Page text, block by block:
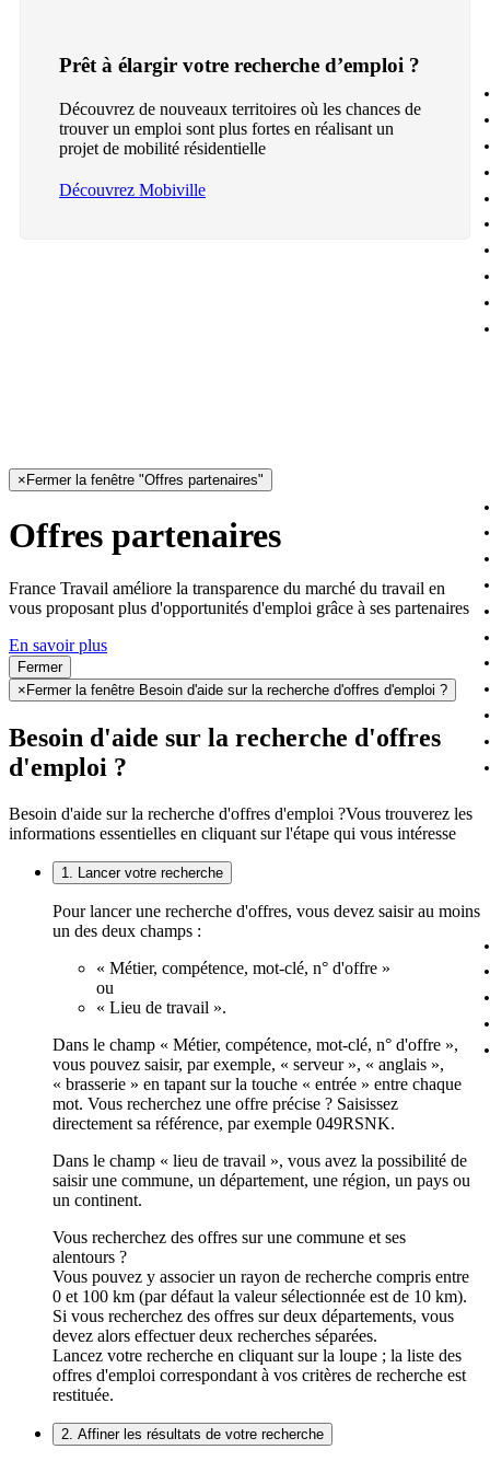
Prêt à élargir votre recherche d’emploi ?
Découvrez de nouveaux territoires où les chances de
trouver un emploi sont plus fortes en réalisant un
projet de mobilité résidentielle
Découvrez Mobiville
× Fermer la fenêtre "Offres partenaires"
Offres partenaires
France Travail améliore la transparence du marché du travail en
vous proposant plus d'opportunités d'emploi grâce à ses partenaires
En savoir plus
Fermer
× Fermer la fenêtre Besoin d'aide sur la recherche d'offres d'emploi ?
Besoin d'aide sur la recherche d'offres
d'emploi ?
Besoin d'aide sur la recherche d'offres d'emploi ?Vous trouverez les
informations essentielles en cliquant sur l'étape qui vous intéresse
1. Lancer votre recherche
Pour lancer une recherche d'offres, vous devez saisir au moins
un des deux champs :
« Métier, compétence, mot-clé, n° d'offre »
ou
« Lieu de travail ».
Dans le champ « Métier, compétence, mot-clé, n° d'offre »,
vous pouvez saisir, par exemple, « serveur », « anglais »,
« brasserie » en tapant sur la touche « entrée » entre chaque
mot. Vous recherchez une offre précise ? Saisissez
directement sa référence, par exemple 049RSNK.
Dans le champ « lieu de travail », vous avez la possibilité de
saisir une commune, un département, une région, un pays ou
un continent.
Vous recherchez des offres sur une commune et ses
alentours ?
Vous pouvez y associer un rayon de recherche compris entre
0 et 100 km (par défaut la valeur sélectionnée est de 10 km).
Si vous recherchez des offres sur deux départements, vous
devez alors effectuer deux recherches séparées.
Lancez votre recherche en cliquant sur la loupe ; la liste des
offres d'emploi correspondant à vos critères de recherche est
restituée.
2. Affiner les résultats de votre recherche